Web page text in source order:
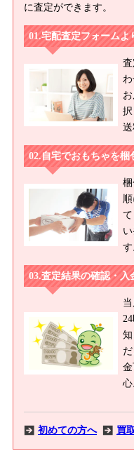
に査定ができます。
宅配査定フォームよ
択
自宅でおもちゃを梱
す
査定結果の確認・入
心
初めての方へ 買